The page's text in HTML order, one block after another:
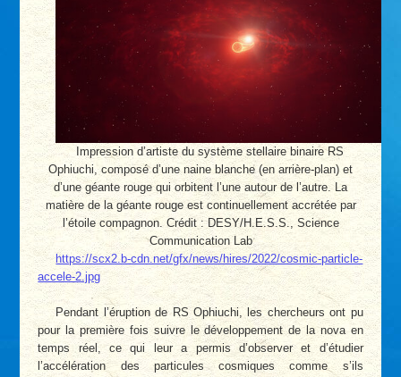
Impression d’artiste du système stellaire binaire RS
Ophiuchi, composé d’une naine blanche (en arrière-plan) et
d’une géante rouge qui orbitent l’une autour de l’autre. La
matière de la géante rouge est continuellement accrétée par
l’étoile compagnon. Crédit : DESY/H.E.S.S., Science
Communication Lab
https://scx2.b-cdn.net/gfx/news/hires/2022/cosmic-particle-
accele-2.jpg
Pendant l’éruption de RS Ophiuchi, les chercheurs ont pu
pour la première fois suivre le développement de la nova en
temps réel, ce qui leur a permis d’observer et d’étudier
l’accélération des particules cosmiques comme s’ils